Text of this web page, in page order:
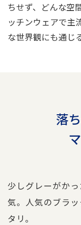
ちせず、どんな空
ッチンウェアで主
な世界観にも通じ
落
少しグレーがか
気。人気のブラ
タリ。